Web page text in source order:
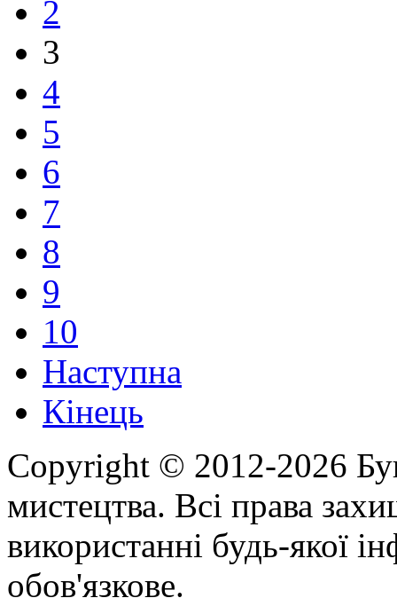
2
3
4
5
6
7
8
9
10
Наступна
Кінець
Copyright © 2012-2026
мистецтва. Всі права
використанні будь-якої
обов'язкове.